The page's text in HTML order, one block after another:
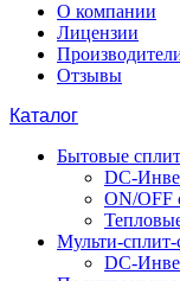
О компании
Лицензии
Отзывы
Каталог
Бытовые
DC-
ON/OFF
Мульти-
DC-